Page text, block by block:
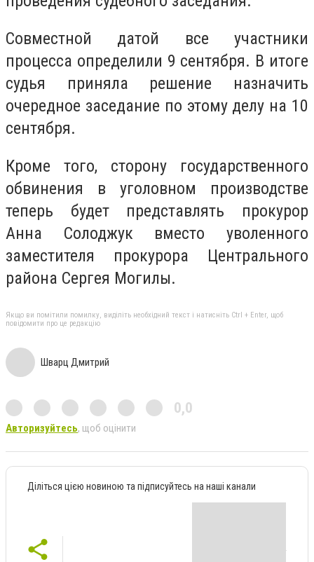
Совместной датой все участники
процесса определили 9 сентября. В итоге
судья приняла решение назначить
очередное заседание по этому делу на 10
сентября.
Кроме того, сторону государственного
обвинения в уголовном производстве
теперь будет представлять прокурор
Анна Солоджук вместо уволенного
заместителя прокурора Центрального
района Сергея Могилы.
Якщо ви помітили помилку, виділіть необхідний текст і натисніть Ctrl + Enter, щоб
повідомити про це редакцію
Шварц Дмитрий
0,0
Авторизуйтесь, щоб оцінити
Діліться цією новиною та підписуйтесь на наші канали